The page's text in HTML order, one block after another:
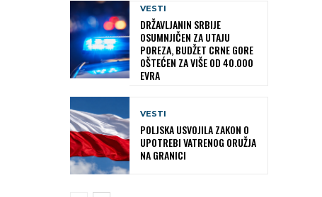
VESTI
DRŽAVLJANIN SRBIJE
OSUMNJIČEN ZA UTAJU
POREZA, BUDŽET CRNE GORE
OŠTEĆEN ZA VIŠE OD 40.000
EVRA
VESTI
POLJSKA USVOJILA ZAKON O
UPOTREBI VATRENOG ORUŽJA
NA GRANICI